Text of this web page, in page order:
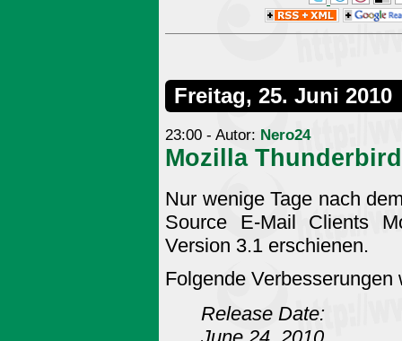
Freitag, 25. Juni 2010
23:00 - Autor: Nero24
Mozilla
Nur wenige Tage nach
Source E-Mail Clients
Version 3.1 erschienen.
Folgende
Release Date: